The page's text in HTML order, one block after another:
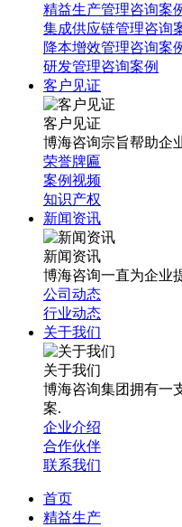
精益生产管理咨询案
集成供应链管理咨询
降本增效管理咨询案
研发管理咨询案例
客户见证
客户见证
博海咨询宗旨帮助企
荣誉牌匾
案例视频
知识产权
新闻资讯
新闻资讯
博海咨询一直为企业
公司动态
行业动态
关于我们
关于我们
博海咨询集团拥有一
案.
企业介绍
合作伙伴
联系我们
首页
精益生产